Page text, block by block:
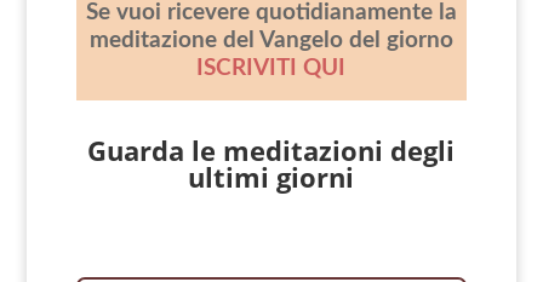
Se vuoi ricevere quotidianamente la
meditazione del Vangelo del giorno
ISCRIVITI QUI
Guarda le meditazioni degli
ultimi giorni